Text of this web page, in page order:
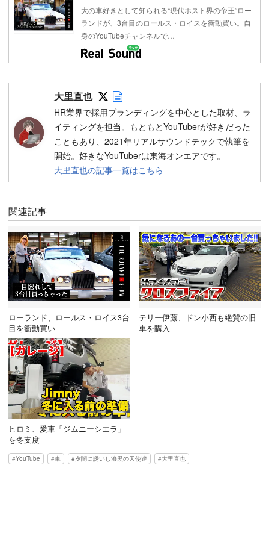
大の車好きとして知られる“現代ホスト界の帝王”ロー
ランドが、3台目のロールス・ロイスを衝動買い。自
身のYouTubeチャンネルで…
大里直也 Follow on SNS
HR業界で採用ブランディングを中心とした取材、ラ
イティングを担当。もともとYouTuberが好きだった
こともあり、2021年リアルサウンドテックで執筆を
開始。好きなYouTuberは東海オンエアです。
大里直也の記事一覧はこちら
関連記事
ローランド、ロールス・ロイス3台
目を衝動買い
テリー伊藤、ドン小西も絶賛の旧
車を購入
ヒロミ、愛車「ジムニーシエラ」
を冬支度
YouTube 車 夕闇に誘いし漆黒の天使達 大里直也